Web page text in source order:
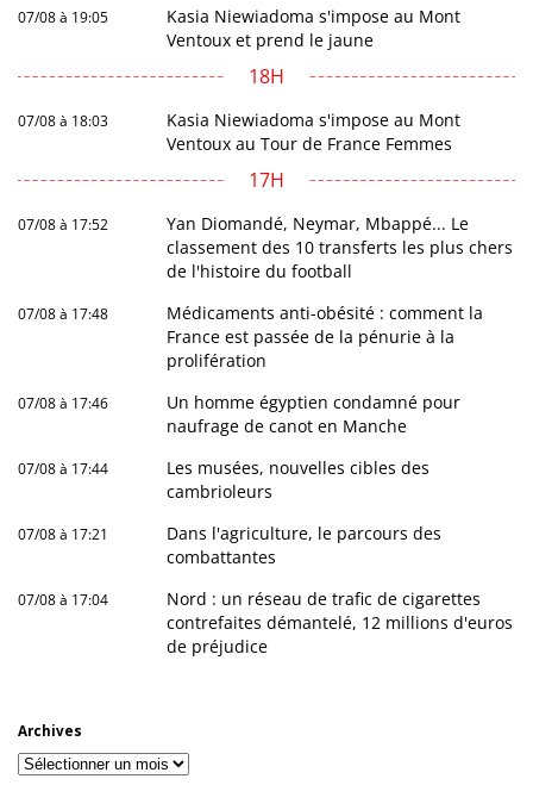
07/08 à 19:05
Kasia Niewiadoma s'impose au Mont
Ventoux et prend le jaune
18H
07/08 à 18:03
Kasia Niewiadoma s'impose au Mont
Ventoux au Tour de France Femmes
17H
07/08 à 17:52
Yan Diomandé, Neymar, Mbappé... Le
classement des 10 transferts les plus chers
de l'histoire du football
07/08 à 17:48
Médicaments anti-obésité : comment la
France est passée de la pénurie à la
prolifération
07/08 à 17:46
Un homme égyptien condamné pour
naufrage de canot en Manche
07/08 à 17:44
Les musées, nouvelles cibles des
cambrioleurs
07/08 à 17:21
Dans l'agriculture, le parcours des
combattantes
07/08 à 17:04
Nord : un réseau de trafic de cigarettes
contrefaites démantelé, 12 millions d'euros
de préjudice
Archives
Archives